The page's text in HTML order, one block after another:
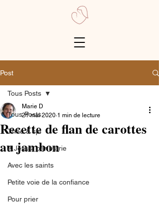
Post
Tous Posts
Théo & spi
A Jésus, par Marie
Avec les saints
Petite voie de la confiance
Pour prier
Tous Posts
Recette de flan de carottes
au jambon
Marie D
21 mai 2020 1 min de lecture